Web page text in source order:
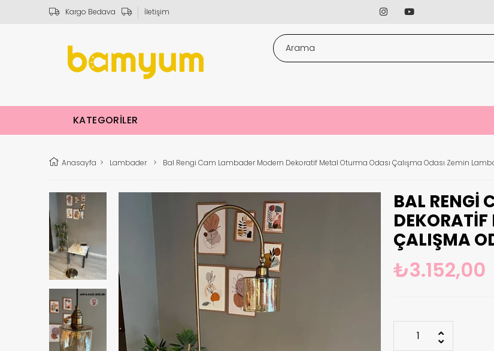
Kargo Bedava İletişim
KATEGORİLER
Anasayfa > Lambader > Bal Rengi Cam Lambader Modern Dekoratif Metal Oturma Odası Çalışma Odası Zemin
BAL RENGI
ÇALIŞMA
₺3.152,00